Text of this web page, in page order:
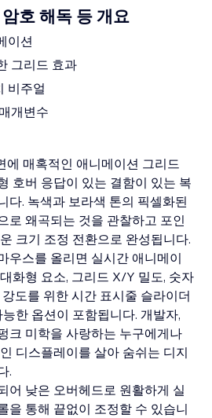
호 해독 등 개요
이션
그리드 효과
비주얼
개변수
에 매혹적인 애니메이션 그리드
호버 응답이 있는 결함이 있는 복
다. 녹색과 보라색 톤의 픽셀화된
로 왜곡되는 것을 관찰하고 포인
크기 조정 전환으로 완성됩니다.
우스를 올리면 실시간 애니메이
화형 요소, 그리드 X/Y 밀도, 숫자
도를 위한 시간 표시줄 슬라이더
한 옵션이 포함됩니다. 개발자,
크 미학을 사랑하는 누구에게나
디스플레이를 살아 숨쉬는 디지
.
어 낮은 오버헤드로 원활하게 실
을 통해 끝없이 조정할 수 있습니